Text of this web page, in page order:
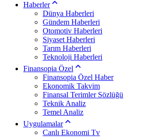
Haberler
Dünya Haberleri
Gündem Haberleri
Otomotiv Haberleri
Siyaset Haberleri
Tarım Haberleri
Teknoloji Haberleri
Finansopia Özel
Finansopia Özel Haber
Ekonomik Takvim
Finansal Terimler Sözlüğü
Teknik Analiz
Temel Analiz
Uygulamalar
Canlı Ekonomi Tv